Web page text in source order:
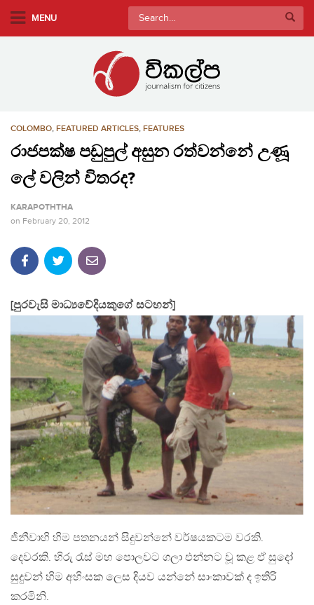
MENU
Search
for:
COLOMBO, FEATURED ARTICLES, FEATURES
රාජපක්ෂ පඩුපුල් අසුන රත්වන්නේ උණූ
ලේ වලින් විතරද?
KARAPOTHTHA
on February 20, 2012
[පුරවැසි මාධ්‍යවේදියකුගේ සටහන්]
ජිනීවාහි හිම පතනයන් සිදුවන්නේ වර්ෂයකටම වරකි.
දෙවරකි. හිරු රැස් මහ පොලවට ගලා එන්නට වූ කළ ඒ සුදෝ
සුදුවන් හිම අහිංසක ලෙස දියව යන්නේ සාංකාවක් ද ඉතිරි
කරමිනි.